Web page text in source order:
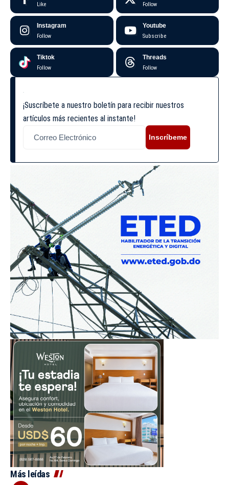
Like Follow
Instagram
Follow
Youtube
Subscribe
Tiktok
Follow
Threads
Follow
¡Suscríbete a nuestro boletín para recibir nuestros
artículos más recientes al instante!
Inscríbeme
Más leídas